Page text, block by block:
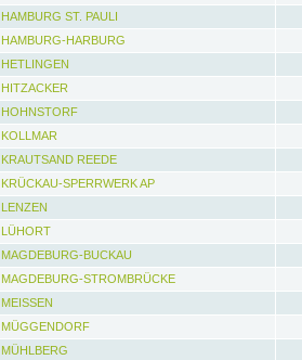
HAMBURG ST. PAULI
HAMBURG-HARBURG
HETLINGEN
HITZACKER
HOHNSTORF
KOLLMAR
KRAUTSAND REEDE
KRÜCKAU-SPERRWERK AP
LENZEN
LÜHORT
MAGDEBURG-BUCKAU
MAGDEBURG-STROMBRÜCKE
MEISSEN
MÜGGENDORF
MÜHLBERG